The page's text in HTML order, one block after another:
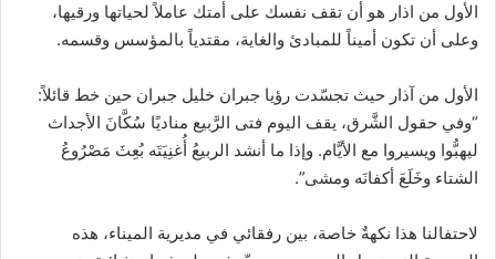
الأول من اذار هو أن تقف نفسك على أمتك عاملاً لحياتها ورقيها،
وعلى أن تكون أميناً للمبادئ والغاية، مقتدياً بالمؤسس وقسمه.
الأول من آذار حيث تجسّدت رؤيا جبران خليل جبران حين خط قائلاً:
“وفي حقول الشَّرق، يقف اليوم فتى الرَّبيع مناديًا سُكَّانَ الأجداث
ليهبُّوا ويسيروا مع الأيَّام. وإذا ما أنشد الربيعُ أُغنِيَتَه بُعِثَ مَصْرُوعُ
الشتاء وخَلَعَ أكفانَه ومشى”.
لاحتفالنا هذا نكهةٌ خاصة، بين رفقائي في مديرية الميناء، هذه